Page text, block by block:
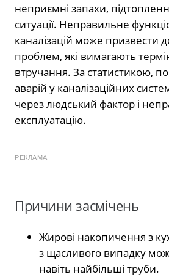
неприємні запахи,
ситуації. Неправильне
каналізацій може призвести
проблем, які вимагають
втручання. За статистикою,
аварій у каналізаційних
через людський фактор і
експлуатацію.
РЕКЛАМА
Причини засмічень
Жирові накопичення з
з щасливого випадку
навіть найбільші труби.